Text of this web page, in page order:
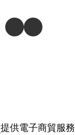
提供電子商貿服務